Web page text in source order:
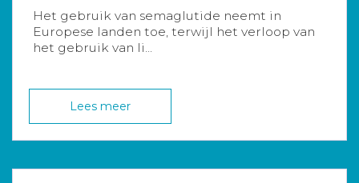
Het gebruik van semaglutide neemt in
Europese landen toe, terwijl het verloop van
het gebruik van li...
Lees meer